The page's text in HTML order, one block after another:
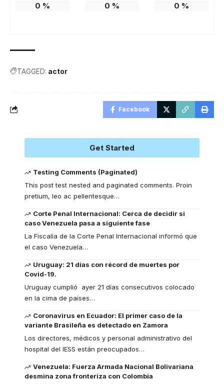
0 % 0 % 0 %
TAGGED: actor
Facebook
Get Started
Testing Comments (Paginated)
This post test nested and paginated comments. Proin
pretium, leo ac pellentesque…
Corte Penal Internacional: Cerca de decidir si
caso Venezuela pasa a siguiente fase
La Fiscalía de la Corte Penal Internacional informó que
el caso Venezuela…
Uruguay: 21 días con récord de muertes por
Covid-19.
Uruguay cumplió ayer 21 días consecutivos colocado
en la cima de países…
Coronavirus en Ecuador: El primer caso de la
variante Brasileña es detectado en Zamora
Los directores, médicos y personal administrativo del
hospital del IESS están preocupados…
Venezuela: Fuerza Armada Nacional Bolivariana
desmina zona fronteriza con Colombia